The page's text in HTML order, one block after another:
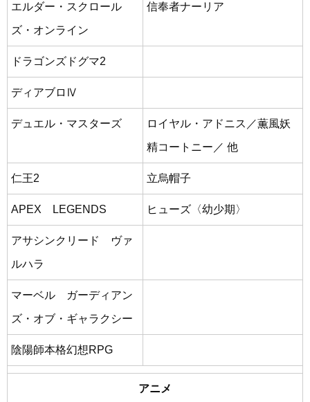
エルダー・スクロール
ズ・オンライン
信奉者ナーリア
ドラゴンズドグマ2
ディアブロⅣ
デュエル・マスターズ
ロイヤル・アドニス／薫風妖
精コートニー／ 他
仁王2 立烏帽子
APEX LEGENDS ヒューズ〈幼少期〉
アサシンクリード ヴァ
ルハラ
マーベル ガーディアン
ズ・オブ・ギャラクシー
陰陽師本格幻想RPG
アニメ